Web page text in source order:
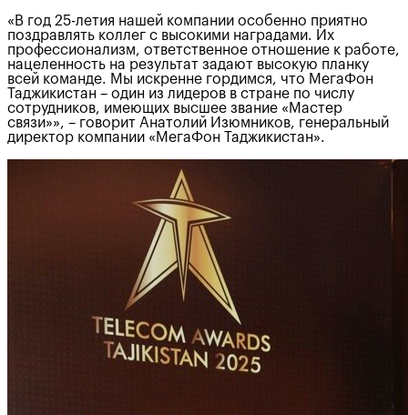
«В год 25-летия нашей компании особенно приятно
поздравлять коллег с высокими наградами. Их
профессионализм, ответственное отношение к работе,
нацеленность на результат задают высокую планку
всей команде. Мы искренне гордимся, что МегаФон
Таджикистан – один из лидеров в стране по числу
сотрудников, имеющих высшее звание «Мастер
связи»», – говорит Анатолий Изюмников, генеральный
директор компании «МегаФон Таджикистан».